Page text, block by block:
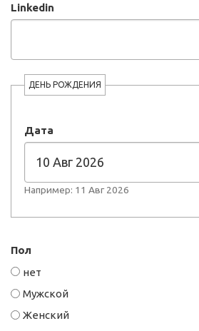
Linkedin
ДЕНЬ РОЖДЕНИЯ
Дата
Например: 11 Авг 2026
Пол
нет
Мужской
Женский